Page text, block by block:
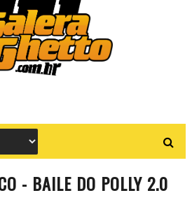
- BAILE DO POLLY 2.0